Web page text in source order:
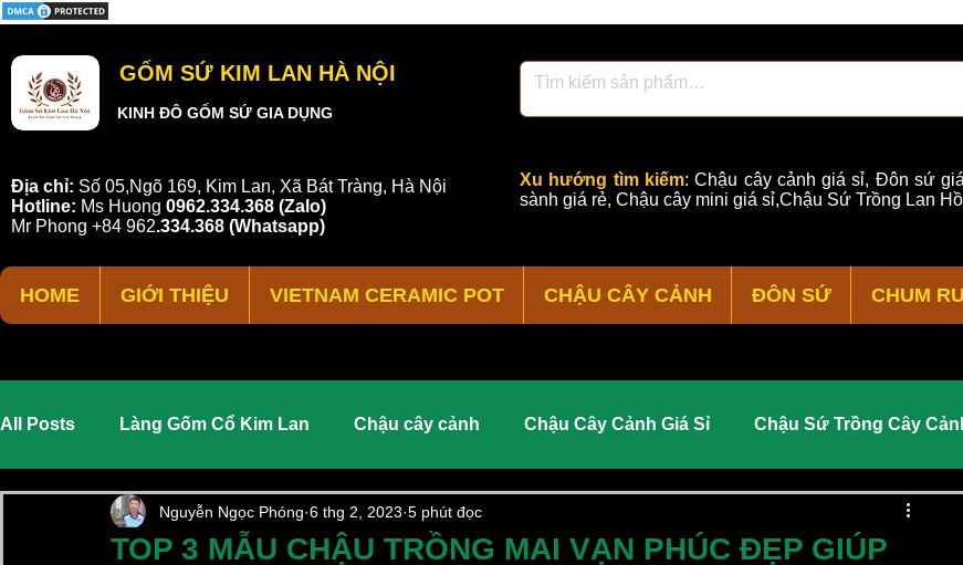
All Posts Làng Gốm Cổ Kim Lan Chậu cây cảnh Chậu Cây Cảnh Giá Sỉ Chậu Sứ Trồng Cây
Chậu Sứ Trồng Lan Hồ Điệp Chậu Cây Cảnh Xi Măng Hà Nội
TOP 3 MẪU CHẬU TRỒNG MAI VẠN PHÚC ĐẸP GIÚP
Nguyễn Ngọc Phóng 6 thg 2, 2023 5 phút đọc
Xu hướng tìm kiếm:Chậu cây cảnh giá sỉ, Đôn sứ
sành giá rẻ, Chậu cây mini giá sỉ,Chậu Sứ Trồng Lan
Địa chỉ: Số 05,Ngõ 169, Kim Lan, Xã Bát Tràng, Hà Nội
Hotline: Ms Huong 0962.334.368 (Zalo)
Mr Phong +84 962.334.368 (Whatsapp)
KINH ĐÔ GỐM SỨ GIA DỤNG
GỐM SỨ KIM LAN HÀ NỘI
HOME GIỚI THIỆU VIETNAM CERAMIC POT CHẬU CÂY CẢNH ĐÔN SỨ CHUM